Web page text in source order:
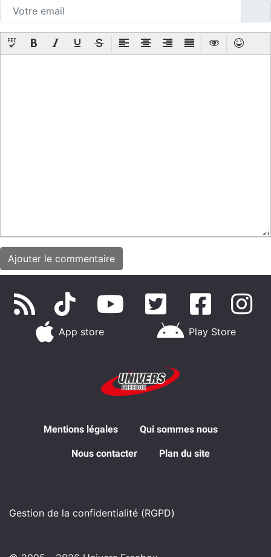
App store Play Store
Mentions légales Qui sommes nous
Nous contacter Plan du site
Gestion de la confidentialité (RGPD)